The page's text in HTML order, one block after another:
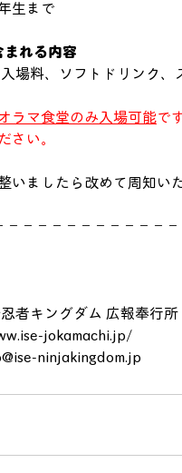
生まで
まれる内容
場料、ソフトドリンク、
ラマ食堂のみ入場可能で
さい。
いましたら改めて周知い
－－－－－－－－－－－
者キングダム 広報奉行所
www.ise-jokamachi.jp/
info@ise-ninjakingdom.jp